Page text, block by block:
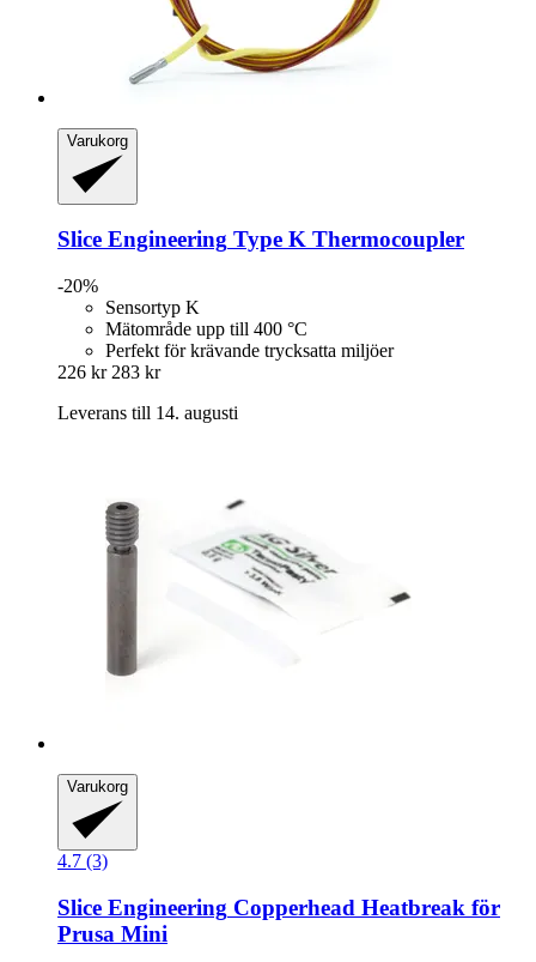
Varukorg
Slice Engineering Type K Thermocoupler
-20%
Sensortyp K
Mätområde upp till 400 °C
Perfekt för krävande trycksatta miljöer
226 kr 283 kr
Leverans till 14. augusti
Varukorg
4.7 (3)
Slice Engineering Copperhead Heatbreak för
Prusa Mini